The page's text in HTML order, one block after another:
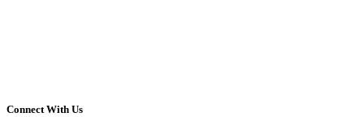
Connect With Us